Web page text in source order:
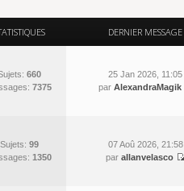
DERNIER MESSAGE
660
7375
25 Jan 2026, 11:05
par AlexandraMagik
Sujets: 99
1350
07 Aoû 2026, 21:58
par allanvelasco